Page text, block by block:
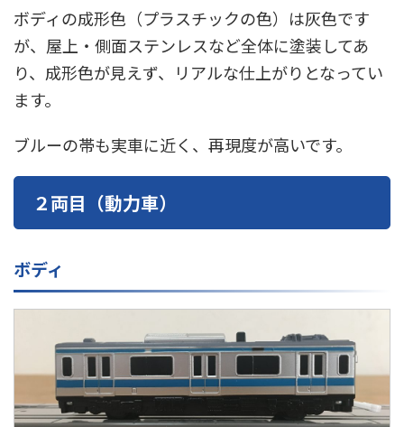
ボディの成形色（プラスチックの色）は灰色です
が、屋上・側面ステンレスなど全体に塗装してあ
り、成形色が見えず、リアルな仕上がりとなってい
ます。
ブルーの帯も実車に近く、再現度が高いです。
２両目（動力車）
ボディ